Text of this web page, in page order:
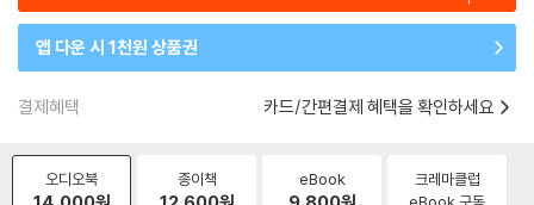
앱 다운 시 1천원 상품권
결제혜택 카드/간편결제 혜택을 확인하세요
오디오북 종이책 eBook
크레마클럽